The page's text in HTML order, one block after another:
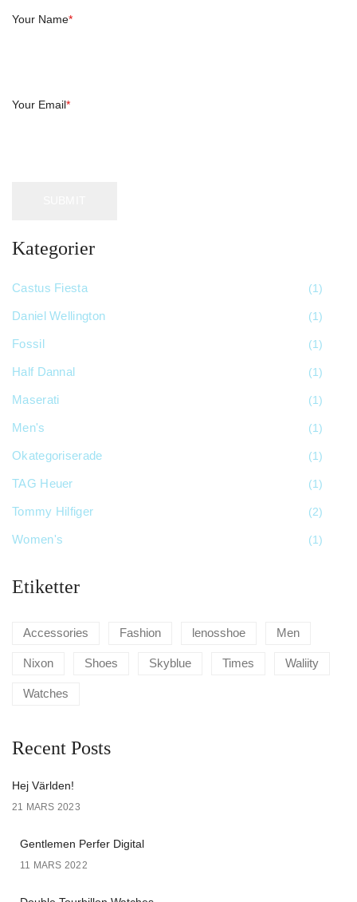
Your Name*
Your Email*
Kategorier
Castus Fiesta (1)
Daniel Wellington (1)
Fossil (1)
Half Dannal (1)
Maserati (1)
Men's (1)
Okategoriserade (1)
TAG Heuer (1)
Tommy Hilfiger (2)
Women's (1)
Etiketter
Accessories Fashion lenosshoe Men
Nixon Shoes Skyblue Times Waliity
Watches
Recent Posts
Hej Världen!
21 MARS 2023
Gentlemen Perfer Digital
11 MARS 2022